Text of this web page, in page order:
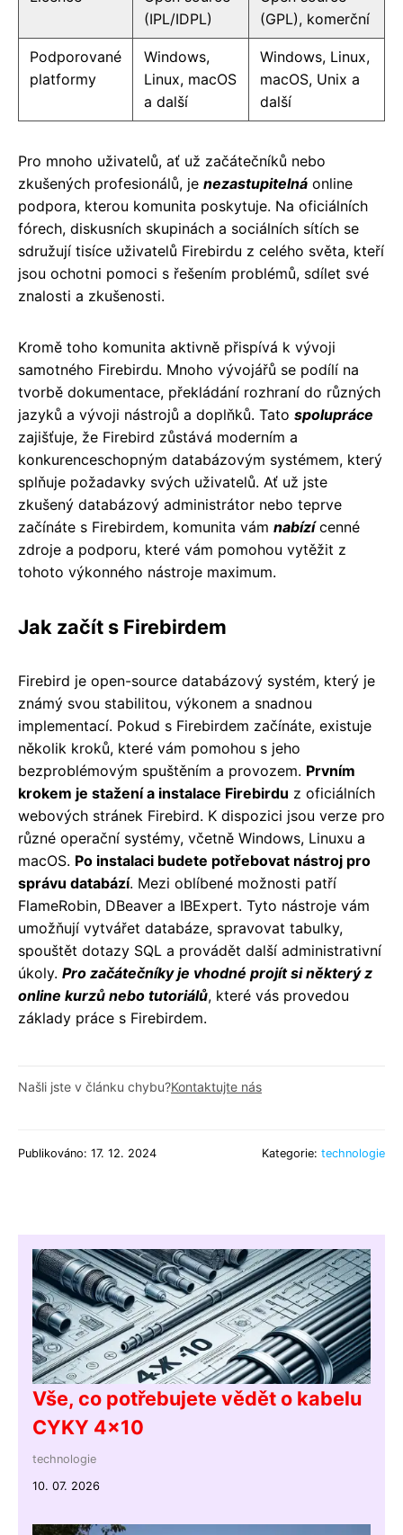
(IPL/IDPL)
(GPL), komerční
Podporované
platformy
Windows,
Linux, macOS
a další
Windows, Linux,
macOS, Unix a
další
Pro mnoho uživatelů, ať už začátečníků nebo
zkušených profesionálů, je nezastupitelná online
podpora, kterou komunita poskytuje. Na oficiálních
fórech, diskusních skupinách a sociálních sítích se
sdružují tisíce uživatelů Firebirdu z celého světa, kteří
jsou ochotni pomoci s řešením problémů, sdílet své
znalosti a zkušenosti.
Kromě toho komunita aktivně přispívá k vývoji
samotného Firebirdu. Mnoho vývojářů se podílí na
tvorbě dokumentace, překládání rozhraní do různých
jazyků a vývoji nástrojů a doplňků. Tato spolupráce
zajišťuje, že Firebird zůstává moderním a
konkurenceschopným databázovým systémem, který
splňuje požadavky svých uživatelů. Ať už jste
zkušený databázový administrátor nebo teprve
začínáte s Firebirdem, komunita vám nabízícenné
zdroje a podporu, které vám pomohou vytěžit z
tohoto výkonného nástroje maximum.
Jak začít s Firebirdem
Firebird je open-source databázový systém, který je
známý svou stabilitou, výkonem a snadnou
implementací. Pokud s Firebirdem začínáte, existuje
několik kroků, které vám pomohou s jeho
bezproblémovým spuštěním a provozem. Prvním
krokem je stažení a instalace Firebirdu z oficiálních
webových stránek Firebird. K dispozici jsou verze pro
různé operační systémy, včetně Windows, Linuxu a
macOS. Po instalaci budete potřebovat nástroj pro
správu databází. Mezi oblíbené možnosti patří
FlameRobin, DBeaver a IBExpert. Tyto nástroje vám
umožňují vytvářet databáze, spravovat tabulky,
spouštět dotazy SQL a provádět další administrativní
úkoly. Pro začátečníky je vhodné projít si některý z
online kurzů nebo tutoriálů, které vás provedou
základy práce s Firebirdem.
Našli jste v článku chybu?Kontaktujte nás
Publikováno: 17. 12. 2024 Kategorie: technologie
Vše, co potřebujete vědět o kabelu
CYKY 4x10
technologie
10. 07. 2026